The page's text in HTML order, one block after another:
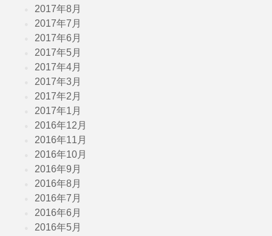
2017年8月
2017年7月
2017年6月
2017年5月
2017年4月
2017年3月
2017年2月
2017年1月
2016年12月
2016年11月
2016年10月
2016年9月
2016年8月
2016年7月
2016年6月
2016年5月